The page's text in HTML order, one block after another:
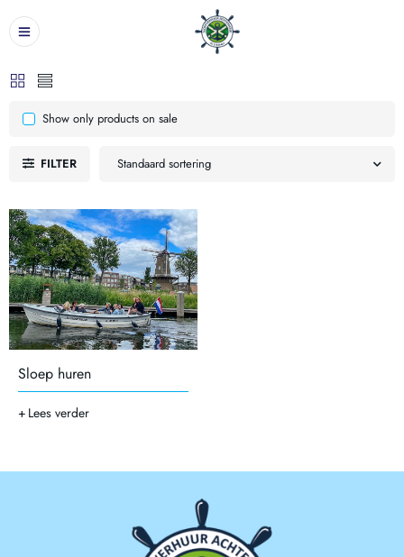
FILTER Standaard sortering
Show only products on sale
Sloep huren
Lees verder